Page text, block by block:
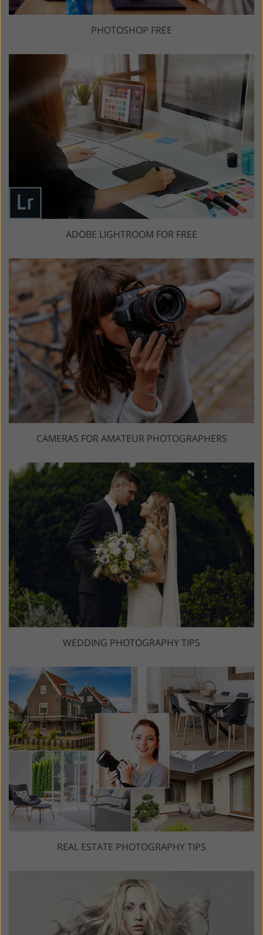
PHOTOSHOP FREE
ADOBE LIGHTROOM FOR FREE
CAMERAS FOR AMATEUR PHOTOGRAPHERS
WEDDING PHOTOGRAPHY TIPS
REAL ESTATE PHOTOGRAPHY TIPS